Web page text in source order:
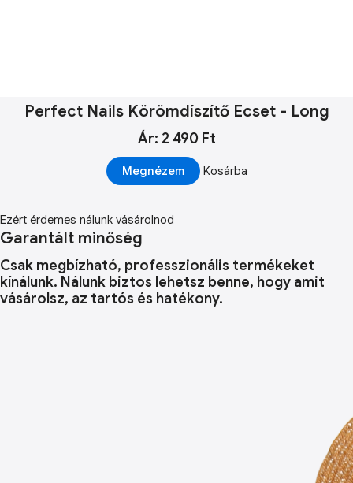
Perfect Nails Körömdíszítő Ecset - Long
Ár: 2 490 Ft
Megnézem Kosárba
Ezért érdemes nálunk vásárolnod
Garantált minőség
Csak megbízható, professzionális termékeket
kínálunk. Nálunk biztos lehetsz benne, hogy amit
vásárolsz, az tartós és hatékony.